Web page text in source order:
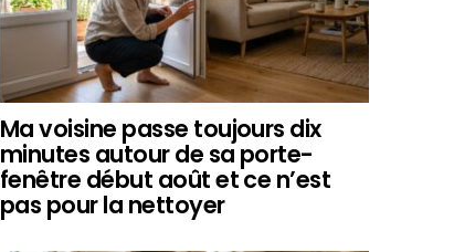
Ma voisine passe toujours dix
minutes autour de sa porte-
fenêtre début août et ce n’est
pas pour la nettoyer